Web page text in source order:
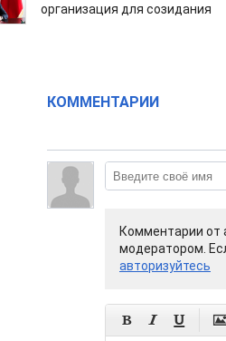
организация для созидания
КОММЕНТАРИИ
Комментарии от
модератором.
авторизуйтесь
  